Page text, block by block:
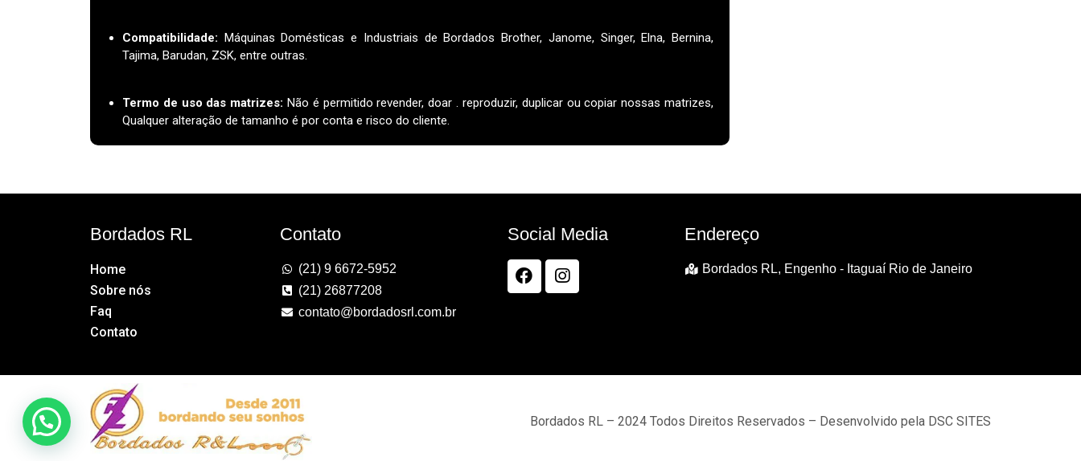
Compatibilidade: Máquinas Domésticas e Industriais de Bordados Brother, Janome, Singer, Elna, Bernina,
Tajima, Barudan, ZSK, entre outras.
Termo de uso das matrizes: Não é permitido revender, doar . reproduzir, duplicar ou copiar nossas matrizes,
Qualquer alteração de tamanho é por conta e risco do cliente.
Bordados RL
Home
Sobre nós
Faq
Contato
Contato
(21) 9 6672-5952
(21) 26877208
contato@bordadosrl.com.br
Social Media Endereço
Bordados RL, Engenho - Itaguaí Rio de Janeiro
Bordados RL – 2024 Todos Direitos Reservados – Desenvolvido pela DSC SITES